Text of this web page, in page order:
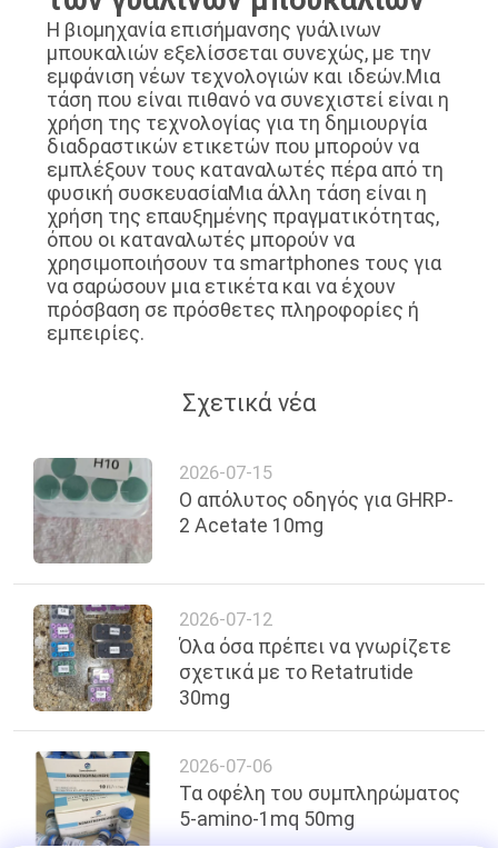
Η βιομηχανία επισήμανσης γυάλινων
μπουκαλιών εξελίσσεται συνεχώς, με την
εμφάνιση νέων τεχνολογιών και ιδεών.Μια
τάση που είναι πιθανό να συνεχιστεί είναι η
χρήση της τεχνολογίας για τη δημιουργία
διαδραστικών ετικετών που μπορούν να
εμπλέξουν τους καταναλωτές πέρα από τη
φυσική συσκευασίαΜια άλλη τάση είναι η
χρήση της επαυξημένης πραγματικότητας,
όπου οι καταναλωτές μπορούν να
χρησιμοποιήσουν τα smartphones τους για
να σαρώσουν μια ετικέτα και να έχουν
πρόσβαση σε πρόσθετες πληροφορίες ή
εμπειρίες.
Σχετικά νέα
2026-07-15
Ο απόλυτος οδηγός για GHRP-
2 Acetate 10mg
2026-07-12
Όλα όσα πρέπει να γνωρίζετε
σχετικά με το Retatrutide
30mg
2026-07-06
Τα οφέλη του συμπληρώματος
5-amino-1mq 50mg